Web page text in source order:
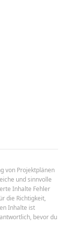
von Projektplänen
und sinnvolle
Inhalte Fehler
die Richtigkeit,
Inhalte ist
bevor du